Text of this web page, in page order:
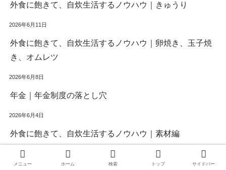
外食に飽きて、自炊生活するノウハウ｜きゅうり
2026年6月11日
外食に飽きて、自炊生活するノウハウ｜卵焼き、玉子焼
き、オムレツ
2026年6月8日
年金｜年金制度の落とし穴
2026年6月4日
外食に飽きて、自炊生活するノウハウ｜素材編
メニュー ホーム 検索 トップ サイドバー